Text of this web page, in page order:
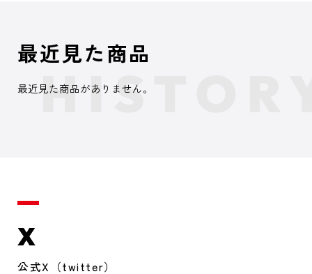
最近見た商品
最近見た商品がありません。
X
公式X（twitter）